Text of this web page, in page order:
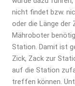
nicht findet bzw.
oder die Länge der
Mähroboter
Station. Damit ist
Zick, Zack zur
auf die Station
treffen können.